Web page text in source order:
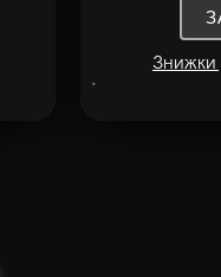
Знижки